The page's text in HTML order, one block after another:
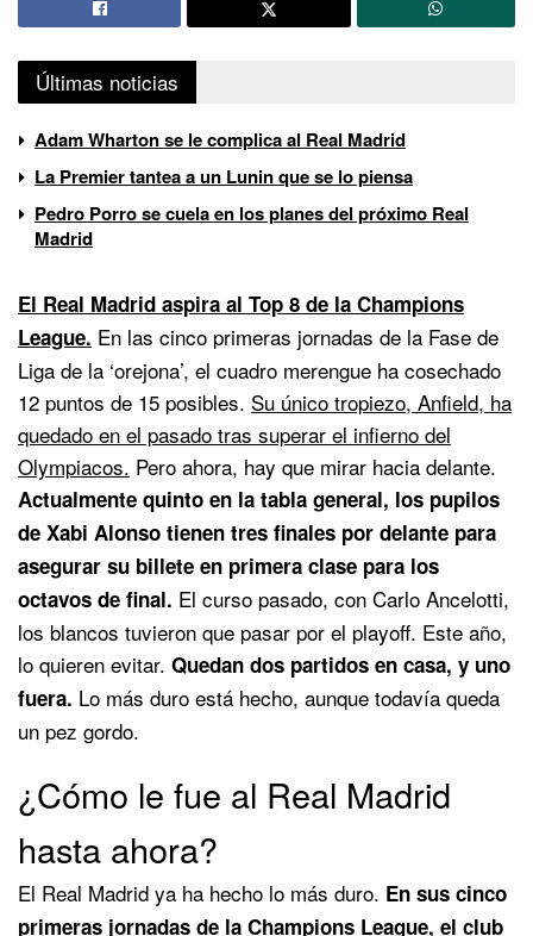
Últimas noticias
Adam Wharton se le complica al Real Madrid
La Premier tantea a un Lunin que se lo piensa
Pedro Porro se cuela en los planes del próximo Real
Madrid
El Real Madrid aspira al Top 8 de la Champions
League. En las cinco primeras jornadas de la Fase de
Liga de la ‘orejona’, el cuadro merengue ha cosechado
12 puntos de 15 posibles. Su único tropiezo, Anfield, ha
quedado en el pasado tras superar el infierno del
Olympiacos. Pero ahora, hay que mirar hacia delante.
Actualmente quinto en la tabla general, los pupilos
de Xabi Alonso tienen tres finales por delante para
asegurar su billete en primera clase para los
octavos de final. El curso pasado, con Carlo Ancelotti,
los blancos tuvieron que pasar por el playoff. Este año,
lo quieren evitar. Quedan dos partidos en casa, y uno
fuera. Lo más duro está hecho, aunque todavía queda
un pez gordo.
¿Cómo le fue al Real Madrid
hasta ahora?
El Real Madrid ya ha hecho lo más duro. En sus cinco
primeras jornadas de la Champions League, el club